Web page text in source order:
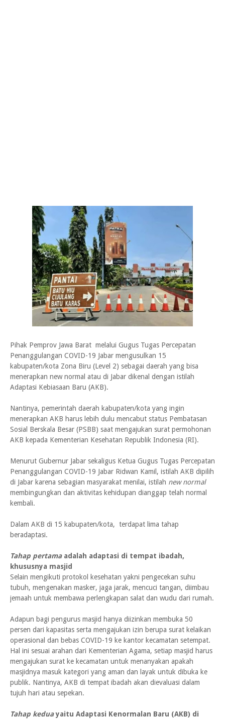
Pihak Pemprov Jawa Barat melalui Gugus Tugas Percepatan
Penanggulangan COVID-19 Jabar mengusulkan 15
kabupaten/kota Zona Biru (Level 2) sebagai daerah yang bisa
menerapkan new normal atau di Jabar dikenal dengan istilah
Adaptasi Kebiasaan Baru (AKB).
Nantinya, pemerintah daerah kabupaten/kota yang ingin
menerapkan AKB harus lebih dulu mencabut status Pembatasan
Sosial Berskala Besar (PSBB) saat mengajukan surat permohonan
AKB kepada Kementerian Kesehatan Republik Indonesia (RI).
Menurut Gubernur Jabar sekaligus Ketua Gugus Tugas Percepatan
Penanggulangan COVID-19 Jabar Ridwan Kamil, istilah AKB dipilih
di Jabar karena sebagian masyarakat menilai, istilah new normal
membingungkan dan aktivitas kehidupan dianggap telah normal
kembali.
Dalam AKB di 15 kabupaten/kota, terdapat lima tahap
beradaptasi.
Tahap pertama adalah adaptasi di tempat ibadah,
khususnya masjid
Selain mengikuti protokol kesehatan yakni pengecekan suhu
tubuh, mengenakan masker, jaga jarak, mencuci tangan, diimbau
jemaah untuk membawa perlengkapan salat dan wudu dari rumah.
Adapun bagi pengurus masjid hanya diizinkan membuka 50
persen dari kapasitas serta mengajukan izin berupa surat kelaikan
operasional dan bebas COVID-19 ke kantor kecamatan setempat.
Hal ini sesuai arahan dari Kementerian Agama, setiap masjid harus
mengajukan surat ke kecamatan untuk menanyakan apakah
masjidnya masuk kategori yang aman dan layak untuk dibuka ke
publik. Nantinya, AKB di tempat ibadah akan dievaluasi dalam
tujuh hari atau sepekan.
Tahap keduayaitu Adaptasi Kenormalan Baru (AKB) di